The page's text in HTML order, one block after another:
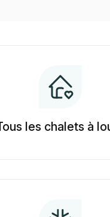
les chalets à